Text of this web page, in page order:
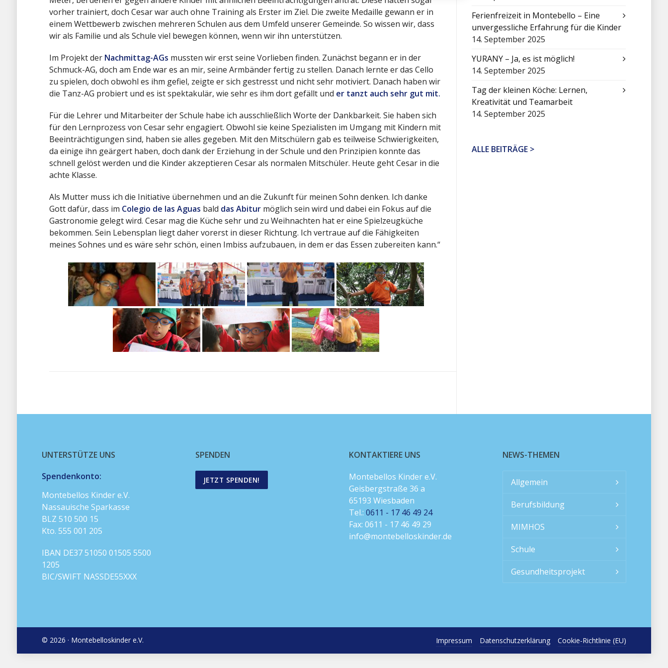
vorher trainiert, doch Cesar war auch ohne Training als Erster im Ziel. Die zweite Medaille gewann er in
einem Wettbewerb zwischen mehreren Schulen aus dem Umfeld unserer Gemeinde. So wissen wir, dass
wir als Familie und als Schule viel bewegen können, wenn wir ihn unterstützen.
Im Projekt der Nachmittag-AGs mussten wir erst seine Vorlieben finden. Zunächst begann er in der
Schmuck-AG, doch am Ende war es an mir, seine Armbänder fertig zu stellen. Danach lernte er das Cello
zu spielen, doch obwohl es ihm gefiel, zeigte er sich gestresst und nicht sehr motiviert. Danach haben wir
die Tanz-AG probiert und es ist spektakulär, wie sehr es ihm dort gefällt und er tanzt auch sehr gut mit.
Für die Lehrer und Mitarbeiter der Schule habe ich ausschließlich Worte der Dankbarkeit. Sie haben sich
für den Lernprozess von Cesar sehr engagiert. Obwohl sie keine Spezialisten im Umgang mit Kindern mit
Beeinträchtigungen sind, haben sie alles gegeben. Mit den Mitschülern gab es teilweise Schwierigkeiten,
da einige ihn geärgert haben, doch dank der Erziehung in der Schule und den Prinzipien konnte das
schnell gelöst werden und die Kinder akzeptieren Cesar als normalen Mitschüler. Heute geht Cesar in die
achte Klasse.
Als Mutter muss ich die Initiative übernehmen und an die Zukunft für meinen Sohn denken. Ich danke
Gott dafür, dass im Colegio de las Aguas bald das Abiturmöglich sein wird und dabei ein Fokus auf die
Gastronomie gelegt wird. Cesar mag die Küche sehr und zu Weihnachten hat er eine Spielzeugküche
bekommen. Sein Lebensplan liegt daher vorerst in dieser Richtung. Ich vertraue auf die Fähigkeiten
meines Sohnes und es wäre sehr schön, einen Imbiss aufzubauen, in dem er das Essen zubereiten kann.“
Ferienfreizeit in Montebello – Eine
unvergessliche Erfahrung für die Kinder
14. September 2025
YURANY – Ja, es ist möglich!
14. September 2025
Tag der kleinen Köche: Lernen,
Kreativität und Teamarbeit
14. September 2025
ALLE BEITRÄGE >
UNTERSTÜTZE UNS
Spendenkonto:
Montebellos Kinder e.V.
Nassauische Sparkasse
BLZ 510 500 15
Kto. 555 001 205
IBAN DE37 51050 01505 5500
1205
BIC/SWIFT NASSDE55XXX
SPENDEN
JETZT SPENDEN!
KONTAKTIERE UNS
Montebellos Kinder e.V.
Geisbergstraße 36 a
65193 Wiesbaden
Tel.: 0611 - 17 46 49 24
Fax: 0611 - 17 46 49 29
info@montebelloskinder.de
NEWS-THEMEN
Allgemein
Berufsbildung
MIMHOS
Schule
Gesundheitsprojekt
© 2026 · Montebelloskinder e.V. Impressum Datenschutzerklärung Cookie-Richtlinie (EU)